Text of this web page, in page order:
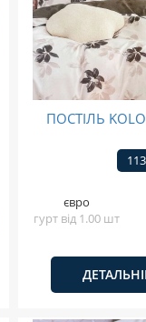
ПОСТІЛЬ
євро
гурт від 1.00 шт